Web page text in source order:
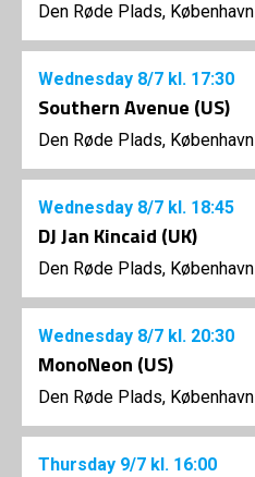
Den Røde Plads, København
Wednesday 8/7 kl. 17:30
Southern Avenue (US)
Den Røde Plads, København
Wednesday 8/7 kl. 18:45
DJ Jan Kincaid (UK)
Den Røde Plads, København
Wednesday 8/7 kl. 20:30
MonoNeon (US)
Den Røde Plads, København
Thursday 9/7 kl. 16:00